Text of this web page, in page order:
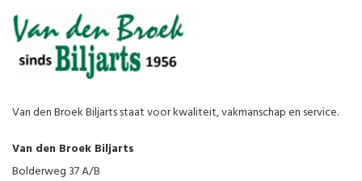
Van den Broek Biljarts staat voor kwaliteit, vakmanschap en service.
Van den Broek Biljarts
Bolderweg 37 A/B